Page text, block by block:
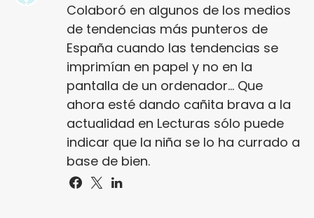
Colaboró en algunos de los medios
de tendencias más punteros de
España cuando las tendencias se
imprimían en papel y no en la
pantalla de un ordenador... Que
ahora esté dando cañita brava a la
actualidad en Lecturas sólo puede
indicar que la niña se lo ha currado a
base de bien.